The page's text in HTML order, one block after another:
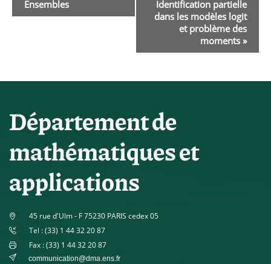
Évènement
Ensembles
Identification partielle
dans les modèles logit
et problème des
moments »
Département de
mathématiques et
applications
45 rue d'Ulm - F 75230 PARIS cedex 05
Tel : (33) 1 44 32 20 87
Fax : (33) 1 44 32 20 87
communication@dma.ens.fr